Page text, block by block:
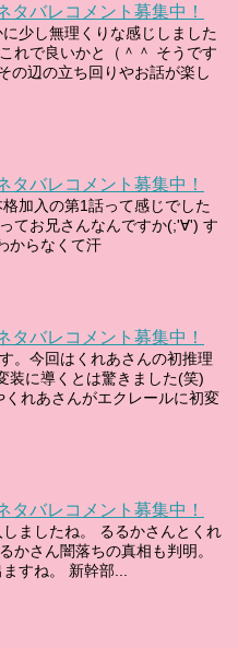
タバレコメント募集中！
少し無理くりな感じしました
れで良いかと（＾＾ そうです
の辺の立ち回りやお話が楽し
タバレコメント募集中！
加入の第1話って感じでした
てお兄さんなんですか(;'∀') す
からなくて汗
タバレコメント募集中！
。今回はくれあさんの初推理
装に導くとは驚きました(笑)
れあさんがエクレールに初変
タバレコメント募集中！
ましたね。 るるかさんとくれ
かさん闇落ちの真相も判明。
すね。 新幹部...